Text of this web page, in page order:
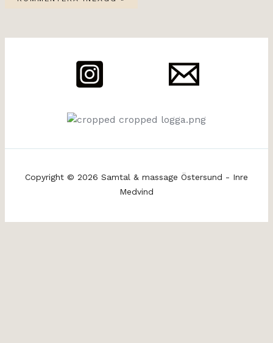
Copyright © 2026 Samtal & massage Östersund - Inre
Medvind